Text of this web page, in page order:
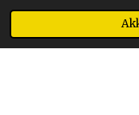
k